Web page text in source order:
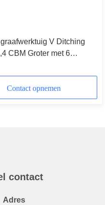
V Ditching
CBM Groter met 6
Contact opnemen
contact
Adres